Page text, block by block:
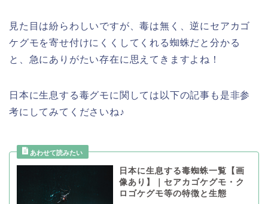
見た目は紛らわしいですが、毒は無く、逆にセアカゴ
ケグモを寄せ付けにくくしてくれる蜘蛛だと分かる
と、急にありがたい存在に思えてきますよね！
日本に生息する毒グモに関しては以下の記事も是非参
考にしてみてくださいね♪
日本に生息する毒蜘蛛一覧【画
像あり】｜セアカゴケグモ・ク
ロゴケグモ等の特徴と生態